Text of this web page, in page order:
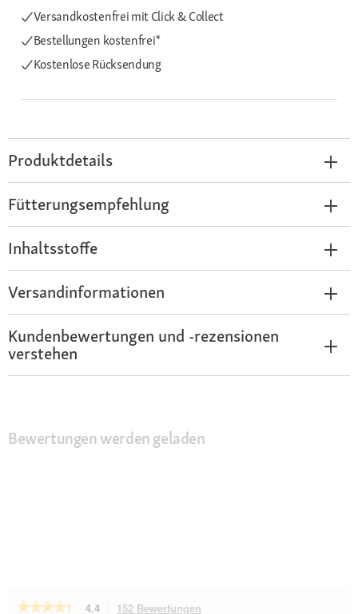
Versandkostenfrei mit Click & Collect
Bestellungen kostenfrei*
Kostenlose Rücksendung
Produktdetails
Fütterungsempfehlung
Inhaltsstoffe
Versandinformationen
Kundenbewertungen und -rezensionen
verstehen
Bewertungen werden geladen
★★★★★
★★★★★ 4.4 152 Bewertungen